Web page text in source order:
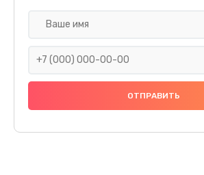
Замена динамика
880 руб.